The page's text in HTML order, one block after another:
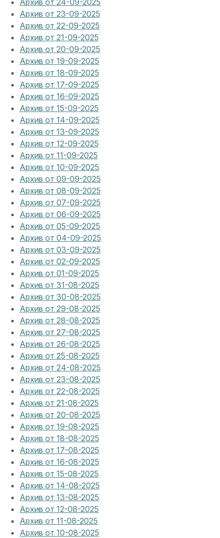
Архив от 24-09-2025
Архив от 23-09-2025
Архив от 22-09-2025
Архив от 21-09-2025
Архив от 20-09-2025
Архив от 19-09-2025
Архив от 18-09-2025
Архив от 17-09-2025
Архив от 16-09-2025
Архив от 15-09-2025
Архив от 14-09-2025
Архив от 13-09-2025
Архив от 12-09-2025
Архив от 11-09-2025
Архив от 10-09-2025
Архив от 09-09-2025
Архив от 08-09-2025
Архив от 07-09-2025
Архив от 06-09-2025
Архив от 05-09-2025
Архив от 04-09-2025
Архив от 03-09-2025
Архив от 02-09-2025
Архив от 01-09-2025
Архив от 31-08-2025
Архив от 30-08-2025
Архив от 29-08-2025
Архив от 28-08-2025
Архив от 27-08-2025
Архив от 26-08-2025
Архив от 25-08-2025
Архив от 24-08-2025
Архив от 23-08-2025
Архив от 22-08-2025
Архив от 21-08-2025
Архив от 20-08-2025
Архив от 19-08-2025
Архив от 18-08-2025
Архив от 17-08-2025
Архив от 16-08-2025
Архив от 15-08-2025
Архив от 14-08-2025
Архив от 13-08-2025
Архив от 12-08-2025
Архив от 11-08-2025
Архив от 10-08-2025